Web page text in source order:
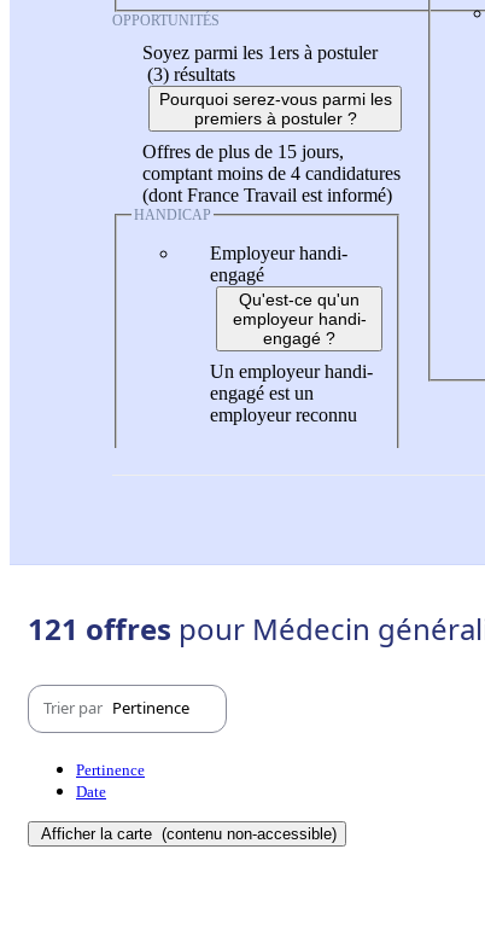
OPPORTUNITÉS
Soyez parmi les 1ers à postuler
(3) résultats
Pourquoi serez-vous parmi les
premiers à postuler ?
Offres de plus de 15 jours,
comptant moins de 4 candidatures
(dont France Travail est informé)
HANDICAP
Employeur handi-
engagé
Qu'est-ce qu'un
employeur handi-
engagé ?
Un employeur handi-
engagé est un
employeur reconnu
121 offres pour Médecin
Trier par Pertinence
Pertinence
Date
Afficher la carte (contenu non-accessible)